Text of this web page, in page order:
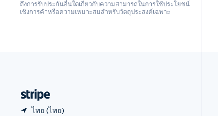
ถึงการรับประกันอื่นใดเกี่ยวกับความสามารถในการใช้ประโยชน์
เชิงการค้าหรือความเหมาะสมสำหรับวัตถุประสงค์เฉพาะ
ไทย (ไทย)
ItalianoEnglish